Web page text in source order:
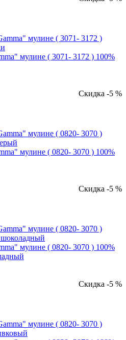
мулине ( 3071- 3172 ) 100%
Скидка -5 %
мулине ( 0820- 3070 ) 100%
Скидка -5 %
мулине ( 0820- 3070 ) 100%
Скидка -5 %